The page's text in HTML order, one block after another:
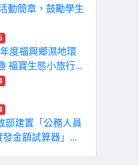
動簡章，鼓勵學生
年度福興鄉濕地環
福寶生態小旅行...
部建置「公務人員
金額試算器」...